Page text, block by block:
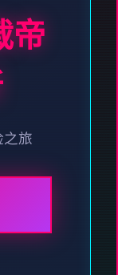
帝
之旅